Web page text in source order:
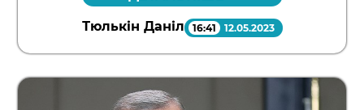
Тюлькін Даніл 16:41 12.05.2023